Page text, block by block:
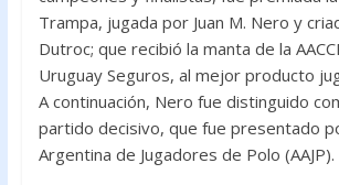
Trampa, jugada por Juan M. Nero y
Dutroc; que recibió la manta de la
Uruguay Seguros, al mejor producto
A continuación, Nero fue distinguido
partido decisivo, que fue presentado
Argentina de Jugadores de Polo (AAJP).